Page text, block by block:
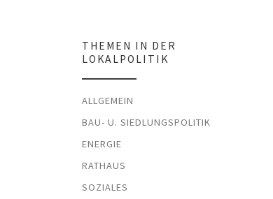
THEMEN IN DER
LOKALPOLITIK
ALLGEMEIN
BAU- U. SIEDLUNGSPOLITIK
ENERGIE
RATHAUS
SOZIALES